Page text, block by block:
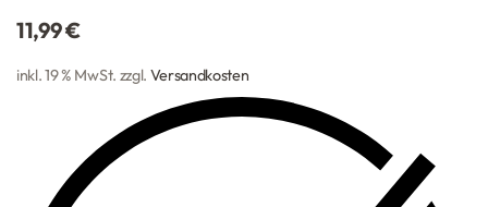
11,99€
inkl. 19 % MwSt. zzgl. Versandkosten